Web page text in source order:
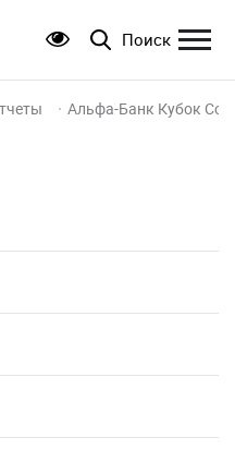
Поиск
Альфа-Банк Кубок